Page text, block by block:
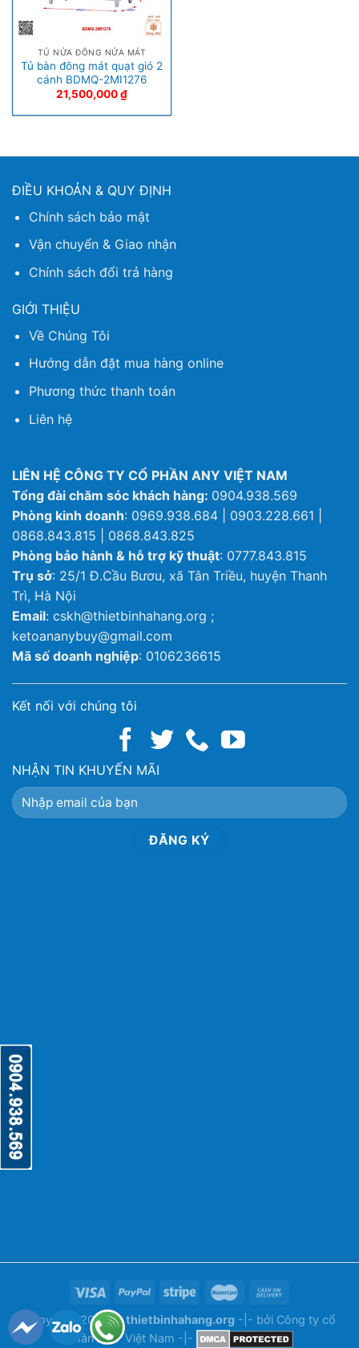
TỦ NỬA ĐÔNG NỬA MÁT
Tủ bàn đông mát quạt gió 2
cánh BDMQ-2MI1276
21,500,000₫
ĐIỀU KHOẢN & QUY ĐỊNH
Chính sách bảo mật
Vận chuyển & Giao nhận
Chính sách đổi trả hàng
GIỚI THIỆU
Về Chúng Tôi
Hướng dẫn đặt mua hàng online
Phương thức thanh toán
Liên hệ
LIÊN HỆ CÔNG TY CỔ PHẦN ANY VIỆT NAM
Tổng đài chăm sóc khách hàng: 0904.938.569
Phòng kinh doanh: 0969.938.684 | 0903.228.661 |
0868.843.815 | 0868.843.825
Phòng bảo hành & hỗ trợ kỹ thuật: 0777.843.815
Trụ sở: 25/1 Đ.Cầu Bươu, xã Tân Triều, huyện Thanh
Trì, Hà Nội
Email: cskh@thietbinhahang.org ;
ketoananybuy@gmail.com
Mã số doanh nghiệp: 0106236615
Kết nối với chúng tôi
NHẬN TIN KHUYẾN MÃI
Copyright 2026 ©thietbinhahang.org -|- bởi Công ty cổ
phần ANY Việt Nam -|-